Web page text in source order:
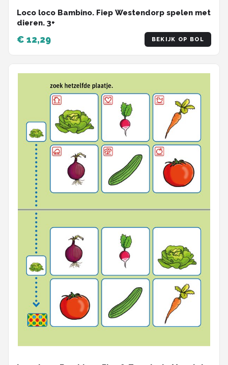
Loco loco Bambino. Fiep Westendorp spelen met
dieren. 3+
€ 12,29 BEKIJK OP BOL